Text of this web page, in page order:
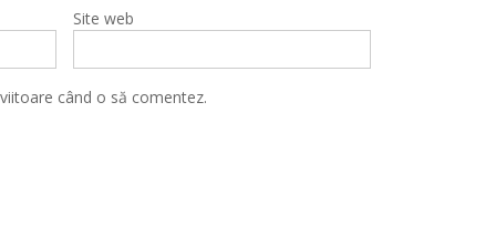
Site web
când o să comentez.